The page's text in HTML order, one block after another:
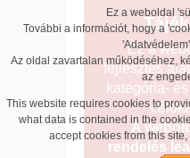
Ez a weboldal
További a információt, hogy a
Az oldal zavartalan működéséhez,
az
This website requires cookies to
what data is contained in the
accept cookies from this
Ez a
fejlesztés
kategória-
A
rendelés